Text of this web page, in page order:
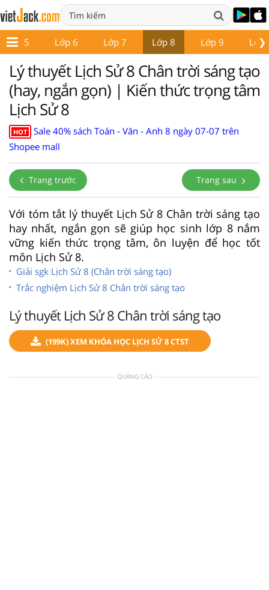
❯
Lớp 5 Lớp 6 Lớp 7 Lớp 8 Lớp 9 Lớp
Lý thuyết Lịch Sử 8 Chân trời sáng tạo
(hay, ngắn gọn) | Kiến thức trọng tâm
Lịch Sử 8
HOT
Sale 40% sách Toán - Văn - Anh 8 ngày 07-07 trên
Shopee mall
Trang trước Trang sau
Với tóm tắt lý thuyết Lịch Sử 8 Chân trời sáng tạo
hay nhất, ngắn gọn sẽ giúp học sinh lớp 8 nắm
vững kiến thức trọng tâm, ôn luyện để học tốt
môn Lịch Sử 8.
Giải sgk Lịch Sử 8 (Chân trời sáng tạo)
Trắc nghiệm Lịch Sử 8 Chân trời sáng tạo
Lý thuyết Lịch Sử 8 Chân trời sáng tạo
(199K) XEM KHÓA HỌC LỊCH SỬ 8 CTST
QUẢNG CÁO